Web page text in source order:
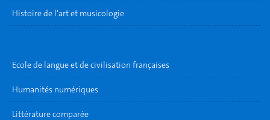
Histoire de l'art et musicologie
Ecole de langue et de civilisation françaises
Humanités numériques
Littérature comparée